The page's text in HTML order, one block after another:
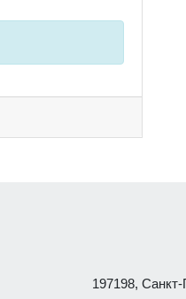
197198,